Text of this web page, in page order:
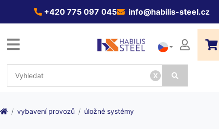
+420 775 097 045 info@habilis-steel.cz
x
vybavení provozů úložné systémy